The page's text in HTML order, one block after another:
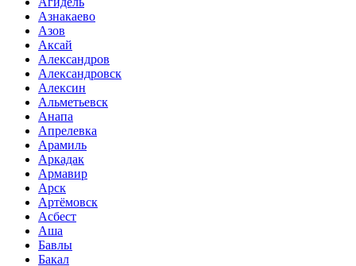
Азнакаево
Азов
Аксай
Александров
Александровск
Алексин
Альметьевск
Анапа
Апрелевка
Арамиль
Аркадак
Армавир
Арск
Артёмовск
Асбест
Аша
Бавлы
Бакал